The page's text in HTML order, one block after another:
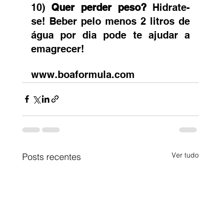
10) Quer perder peso? Hidrate-
se! Beber pelo menos 2 litros de
água por dia pode te ajudar a
emagrecer!
www.boaformula.com
Posts recentes Ver tudo